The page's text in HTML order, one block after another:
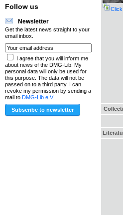
Follow us
Newsletter
Get the latest news straight to your
email inbox.
I agree that you will inform me
about news of the DMG-Lib. My
personal data will only be used for
this purpose. The data will not be
passed on to a third party. I can
revoke my permission by sending a
mail to DMG-Lib e.V.